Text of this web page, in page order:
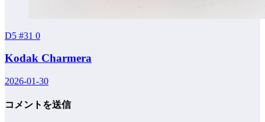
D5 #31 0
Kodak Charmera
2026-01-30
コメントを送信